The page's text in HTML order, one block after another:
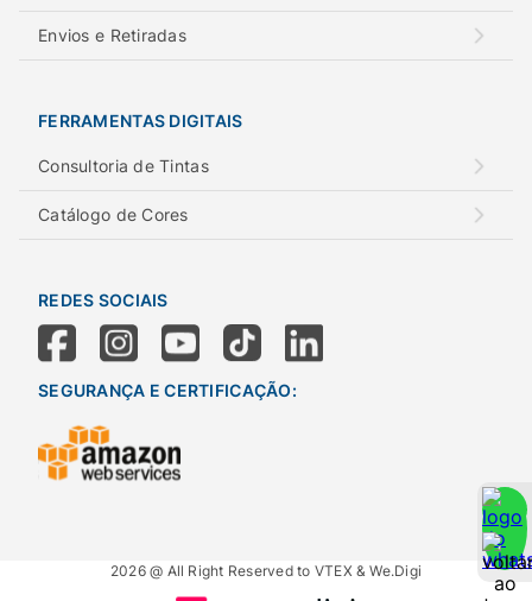
Envios e Retiradas
FERRAMENTAS DIGITAIS
Consultoria de Tintas
Catálogo de Cores
REDES SOCIAIS
SEGURANÇA E CERTIFICAÇÃO:
2026 @ All Right Reserved to VTEX & We.Digi